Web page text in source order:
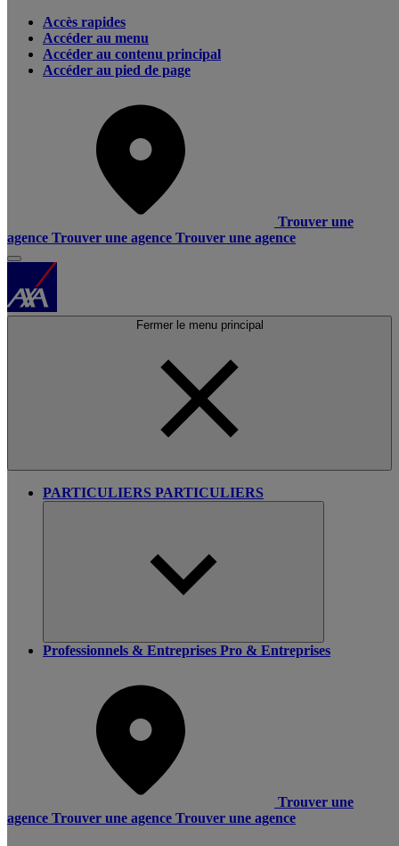
Accès rapides
Accéder au menu
Accéder au contenu principal
Accéder au pied de page
Trouver une
agence Trouver une agence Trouver une agence
Fermer le menu principal
PARTICULIERS PARTICULIERS
Professionnels & Entreprises Pro & Entreprises
Trouver une
agence Trouver une agence Trouver une agence